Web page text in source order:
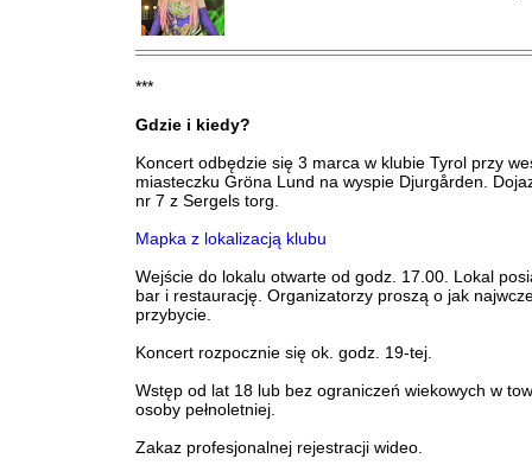
***
Gdzie i kiedy?
Koncert odbędzie się 3 marca w klubie Tyrol przy
miasteczku Gröna Lund na wyspie Djurgården.
nr 7 z Sergels torg.
Mapka z lokalizacją klubu
Wejście do lokalu otwarte od godz. 17.00. Lokal
bar i restaurację. Organizatorzy proszą o jak
przybycie.
Koncert rozpocznie się ok. godz. 19-tej.
Wstęp od lat 18 lub bez ograniczeń wiekowych w
osoby pełnoletniej.
Zakaz profesjonalnej rejestracji wideo.